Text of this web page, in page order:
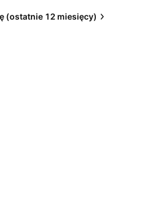
(ostatnie 12 miesięcy)